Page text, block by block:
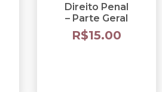
Direito Penal
– Parte Geral
R$15.00